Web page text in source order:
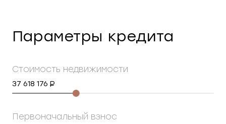
Параметры кредита
Стоимость недвижимости
37 618 176
Первоначальный взнос